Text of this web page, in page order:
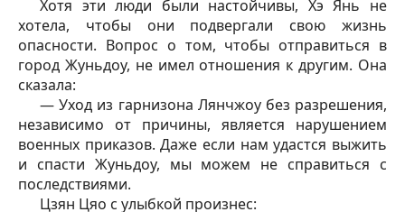
Хотя эти люди были настойчивы, Хэ Янь не
хотела, чтобы они подвергали свою жизнь
опасности. Вопрос о том, чтобы отправиться в
город Жуньдоу, не имел отношения к другим. Она
сказала:
— Уход из гарнизона Лянчжоу без разрешения,
независимо от причины, является нарушением
военных приказов. Даже если нам удастся выжить
и спасти Жуньдоу, мы можем не справиться с
последствиями.
Цзян Цяо с улыбкой произнес: